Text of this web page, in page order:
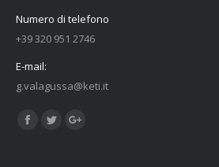
Numero di telefono
+39 320 951 2746
E-mail:
g.valagussa@keti.it
Find us on:
Facebook
Twitter